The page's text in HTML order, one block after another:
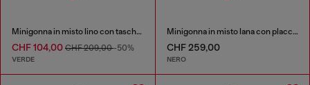
Minigonna in misto lino con tasche cargo
CHF 104,00 CHF 209,00-50%
VERDE
Minigonna in misto lana con placca Oval D
CHF 259,00
NERO